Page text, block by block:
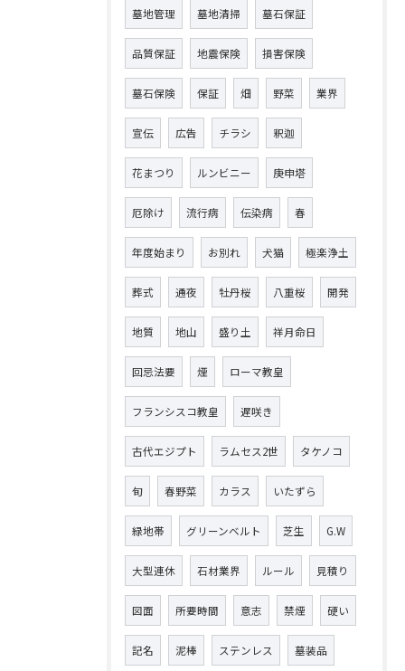
墓地管理 墓地清掃 墓石保証
品質保証 地震保険 損害保険
墓石保険 保証 畑 野菜 業界
宣伝 広告 チラシ 釈迦
花まつり ルンビニー 庚申塔
厄除け 流行病 伝染病 春
年度始まり お別れ 犬猫 極楽浄土
葬式 通夜 牡丹桜 八重桜 開発
地質 地山 盛り土 祥月命日
回忌法要 煙 ローマ教皇
フランシスコ教皇 遅咲き
古代エジプト ラムセス2世 タケノコ
旬 春野菜 カラス いたずら
緑地帯 グリーンベルト 芝生 G.W
大型連休 石材業界 ルール 見積り
図面 所要時間 意志 禁煙 硬い
記名 泥棒 ステンレス 墓装品